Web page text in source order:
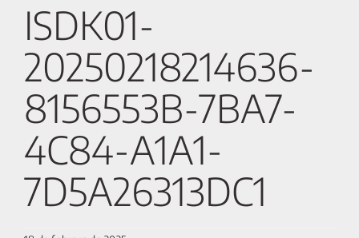
ISDK01-
20250218214636-
8156553B-7BA7-
4C84-A1A1-
7D5A26313DC1